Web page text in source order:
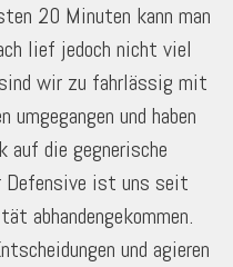
20 Minuten kann man
lief jedoch nicht viel
wir zu fahrlässig mit
und haben
auf die gegnerische
Defensive ist uns seit
abhandengekommen.
und agieren